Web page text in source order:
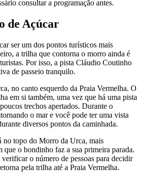
consultar a programação antes.
de Açúcar
ser um dos pontos turísticos mais
a trilha que contorna o morro ainda é
Por isso, a pista Cláudio Coutinho
de passeio tranquilo.
no canto esquerdo da Praia Vermelha. O
em si também, uma vez que há uma pista
trechos apertados. Durante o
o mar e você pode ter uma vista
diversos pontos da caminhada.
no topo do Morro da Urca, mais
que o bondinho faz a sua primeira parada.
o número de pessoas para decidir
pela trilha até a Praia Vermelha.